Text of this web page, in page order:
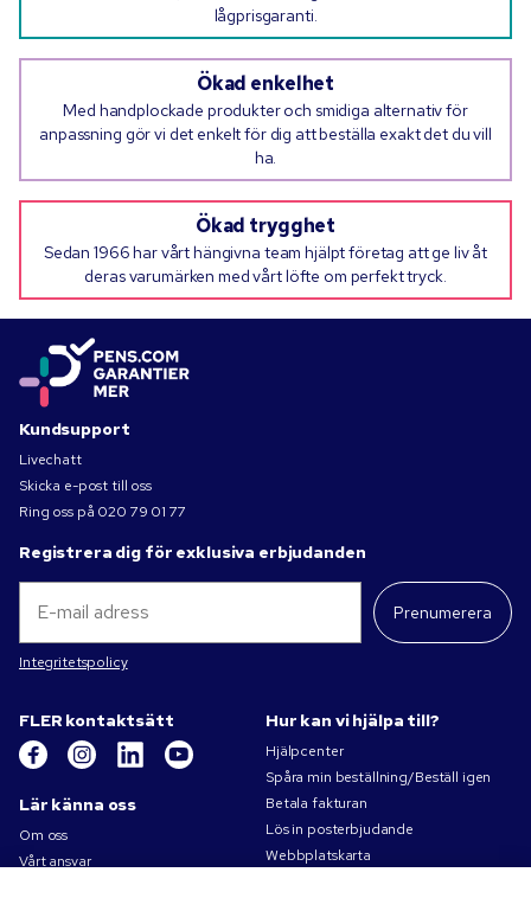
lågprisgaranti.
Ökad enkelhet
Med handplockade produkter och smidiga alternativ för
anpassning gör vi det enkelt för dig att beställa exakt det du vill
ha.
Ökad trygghet
Sedan 1966 har vårt hängivna team hjälpt företag att ge liv åt
deras varumärken med vårt löfte om perfekt tryck.
Kundsupport
Livechatt
Skicka e-post till oss
Ring oss på 020 79 01 77
Registrera dig för exklusiva erbjudanden
Prenumerera
Integritetspolicy
FLER kontaktsätt
Lär känna oss
Om oss
Vårt ansvar
Hur kan vi hjälpa till?
Hjälpcenter
Spåra min beställning/Beställ igen
Betala fakturan
Lös in posterbjudande
Webbplatskarta